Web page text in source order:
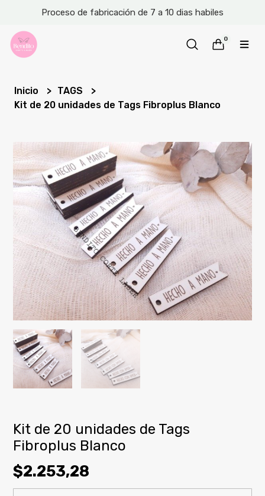
Proceso de fabricación de 7 a 10 dias habiles
0
Inicio
TAGS
Kit de 20 unidades de Tags Fibroplus Blanco
Kit de 20 unidades de Tags
Fibroplus Blanco
$2.253,28